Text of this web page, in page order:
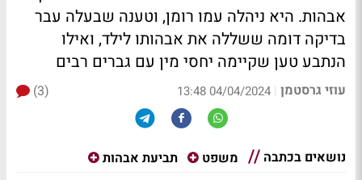
אבהות. היא ניהלה עמו רומן, וטענה שבעלה עבר
בדיקה דומה ששללה את אבהותו לילד, ואילו
הנתבע טען שקיימה יחסי מין עם גברים רבים
עוזי גרסטמן |
04/04/2024 13:48
(3)
נושאים בכתבה משפט תביעת אבהות